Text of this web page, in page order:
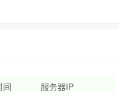
间
服务器IP